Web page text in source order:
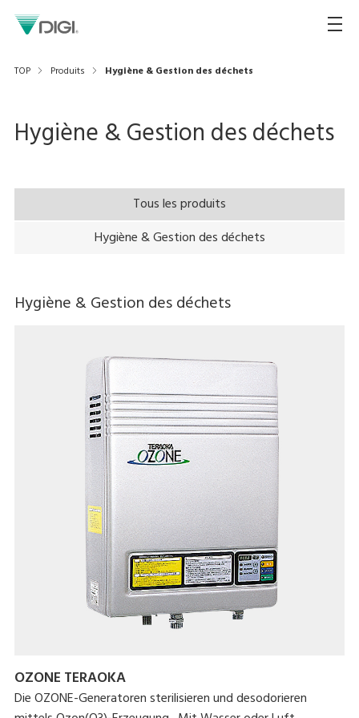
TOP Produits Hygiène & Gestion des déchets
Hygiène & Gestion des déchets
Tous les produits
Hygiène & Gestion des déchets
Hygiène & Gestion des déchets
OZONE TERAOKA
Die OZONE-Generatoren sterilisieren und desodorieren